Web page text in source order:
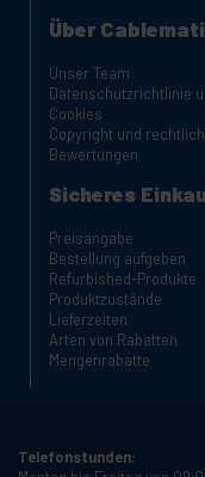
Über
Unser Team
Datenschutzrichtlinie
Cookies
Copyright und
Bewertungen
Sicheres
Preisangabe
Bestellung aufgeben
Refurbished-Produkte
Produktzustände
Lieferzeiten
Arten von Rabatten
Mengenrabatte
Telefonstunden: